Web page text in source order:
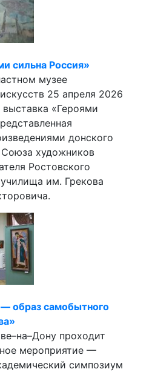
сильна Россия»
музее
25 апреля 2026
«Героями
донского
художников
Ростовского
им. Грекова
образ самобытного
проходит
мероприятие —
симпозиум